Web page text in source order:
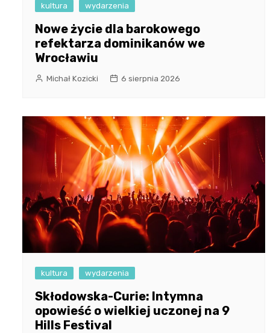
kultura wydarzenia
Nowe życie dla barokowego
refektarza dominikanów we
Wrocławiu
Michał Kozicki 6 sierpnia 2026
kultura wydarzenia
Skłodowska-Curie: Intymna
opowieść o wielkiej uczonej na 9
Hills Festival